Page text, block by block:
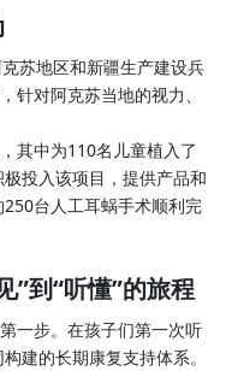
苏地区和新疆生产建设兵
针对阿克苏当地的视力、
其中为110名儿童植入了
投入该项目，提供产品和
台人工耳蜗手术顺利完
”到“听懂”的旅程
一步。在孩子们第一次听
建的长期康复支持体系。